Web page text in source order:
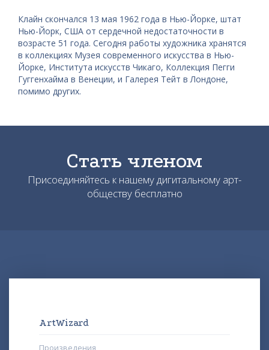
Клайн скончался 13 мая 1962 года в Нью-Йорке, штат
Нью-Йорк, США от сердечной недостаточности в
возрасте 51 года. Сегодня работы художника хранятся
в коллекциях Музея современного искусства в Нью-
Йорке, Института искусств Чикаго, Коллекция Пегги
Гуггенхайма в Венеции, и Галерея Тейт в Лондоне,
помимо других.
Стать членом
Присоединяйтесь к нашему дигитальному арт-
обществу бесплатно
ArtWizard
Произведения